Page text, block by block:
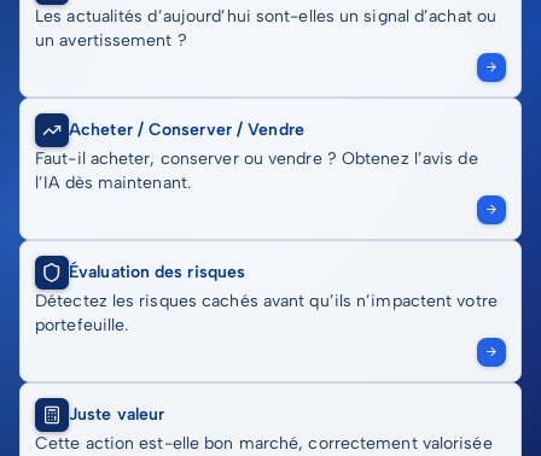
Les actualités d’aujourd’hui sont-elles un signal d’achat ou
un avertissement ?
Acheter / Conserver / Vendre
Faut-il acheter, conserver ou vendre ? Obtenez l’avis de
l’IA dès maintenant.
Évaluation des risques
Détectez les risques cachés avant qu’ils n’impactent votre
portefeuille.
Juste valeur
Cette action est-elle bon marché, correctement valorisée